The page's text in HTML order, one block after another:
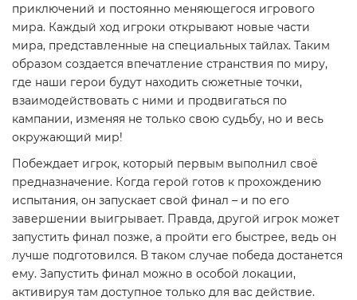
приключений и постоянно меняющегося игрового
мира. Каждый ход игроки открывают новые части
мира, представленные на специальных тайлах. Таким
образом создается впечатление странствия по миру,
где наши герои будут находить сюжетные точки,
взаимодействовать с ними и продвигаться по
кампании, изменяя не только свою судьбу, но и весь
окружающий мир!
Побеждает игрок, который первым выполнил своё
предназначение. Когда герой готов к прохождению
испытания, он запускает свой финал – и по его
завершении выигрывает. Правда, другой игрок может
запустить финал позже, а пройти его быстрее, ведь он
лучше подготовился. В таком случае победа достанется
ему. Запустить финал можно в особой локации,
активируя там доступное только для вас действие.